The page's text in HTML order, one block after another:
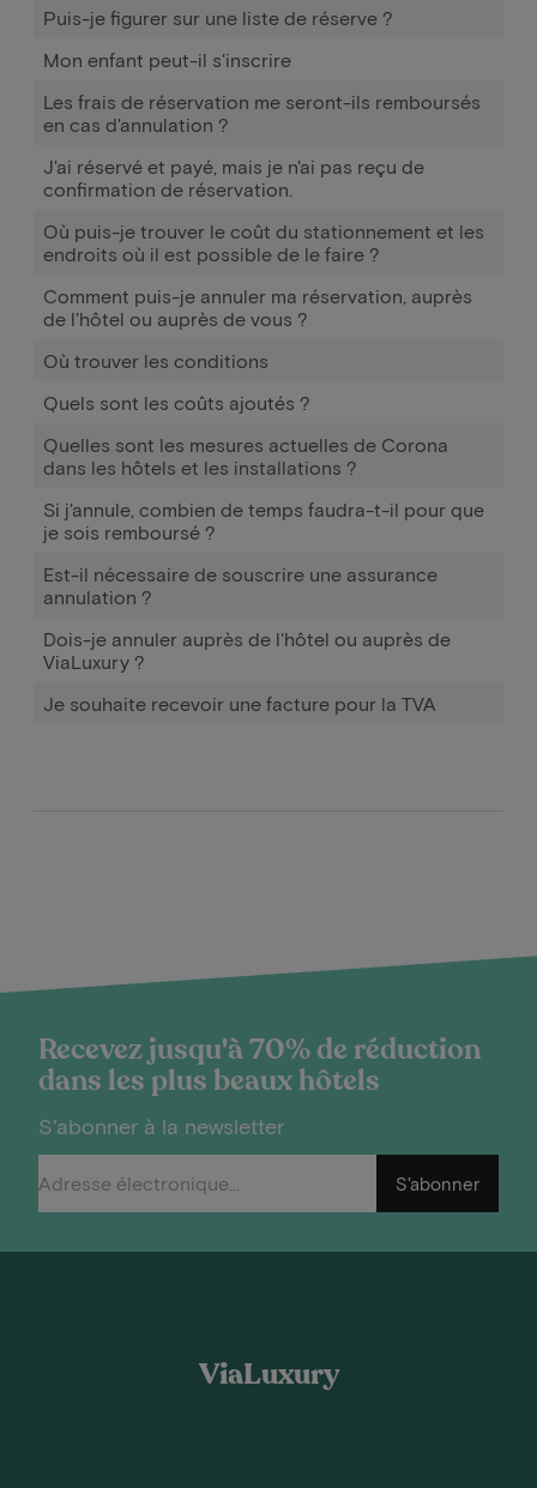
Puis-je figurer sur une liste de réserve ?
Mon enfant peut-il s'inscrire
Les frais de réservation me seront-ils remboursés
en cas d'annulation ?
J'ai réservé et payé, mais je n'ai pas reçu de
confirmation de réservation.
Où puis-je trouver le coût du stationnement et les
endroits où il est possible de le faire ?
Comment puis-je annuler ma réservation, auprès
de l'hôtel ou auprès de vous ?
Où trouver les conditions
Quels sont les coûts ajoutés ?
Quelles sont les mesures actuelles de Corona
dans les hôtels et les installations ?
Si j'annule, combien de temps faudra-t-il pour que
je sois remboursé ?
Est-il nécessaire de souscrire une assurance
annulation ?
Dois-je annuler auprès de l'hôtel ou auprès de
ViaLuxury ?
Je souhaite recevoir une facture pour la TVA
Recevez jusqu'à 70% de réduction
dans les plus beaux hôtels
S'abonner à la newsletter
S'abonner
ViaLuxury